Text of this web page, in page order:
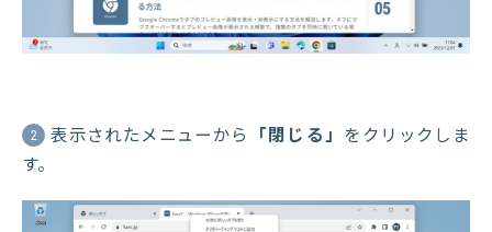
2 表示されたメニューから 「閉じる」 をクリックしま
す。